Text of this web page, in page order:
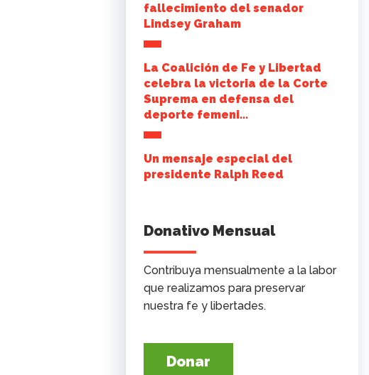
fallecimiento del senador
Lindsey Graham
La Coalición de Fe y Libertad
celebra la victoria de la Corte
Suprema en defensa del
deporte femeni...
Un mensaje especial del
presidente Ralph Reed
Donativo Mensual
Contribuya mensualmente a la labor
que realizamos para preservar
nuestra fe y libertades.
Donar